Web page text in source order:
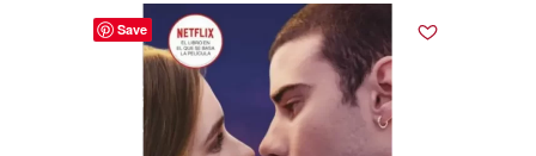
Save